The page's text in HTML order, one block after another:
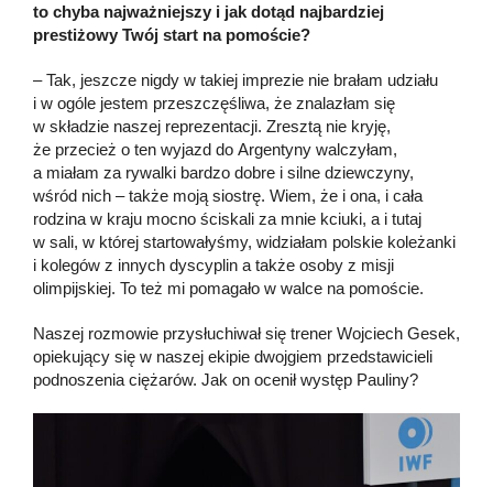
to chyba najważniejszy i jak dotąd najbardziej
prestiżowy Twój start na pomoście?
– Tak, jeszcze nigdy w takiej imprezie nie brałam udziału
i w ogóle jestem przeszczęśliwa, że znalazłam się
w składzie naszej reprezentacji. Zresztą nie kryję,
że przecież o ten wyjazd do Argentyny walczyłam,
a miałam za rywalki bardzo dobre i silne dziewczyny,
wśród nich – także moją siostrę. Wiem, że i ona, i cała
rodzina w kraju mocno ściskali za mnie kciuki, a i tutaj
w sali, w której startowałyśmy, widziałam polskie koleżanki
i kolegów z innych dyscyplin a także osoby z misji
olimpijskiej. To też mi pomagało w walce na pomoście.
Naszej rozmowie przysłuchiwał się trener Wojciech Gesek,
opiekujący się w naszej ekipie dwojgiem przedstawicieli
podnoszenia ciężarów. Jak on ocenił występ Pauliny?